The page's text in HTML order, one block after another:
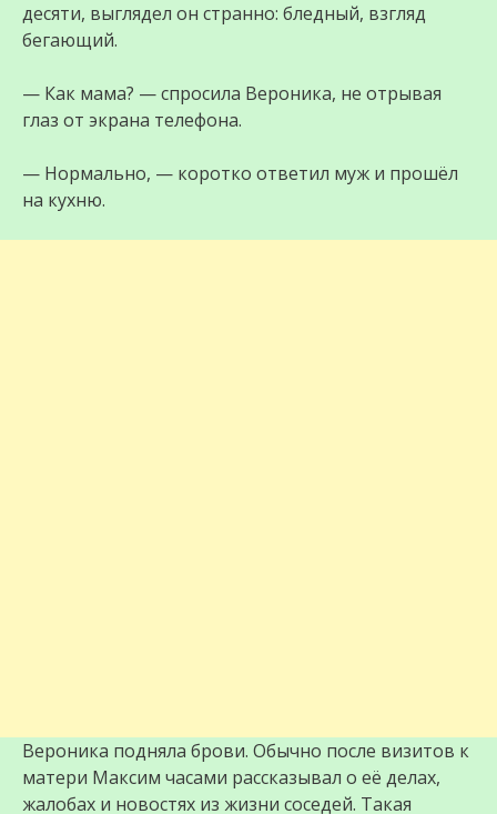
десяти, выглядел он странно: бледный, взгляд
бегающий.
— Как мама? — спросила Вероника, не отрывая
глаз от экрана телефона.
— Нормально, — коротко ответил муж и прошёл
на кухню.
Вероника подняла брови. Обычно после визитов к
матери Максим часами рассказывал о её делах,
жалобах и новостях из жизни соседей. Такая